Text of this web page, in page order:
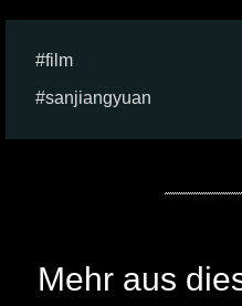
film
sanjiangyuan
Mehr aus